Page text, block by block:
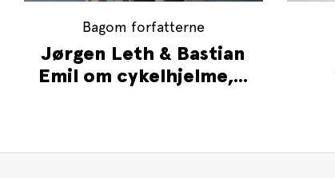
Bagom forfatterne
Jørgen Leth & Bastian
Emil om cykelhjelme,...